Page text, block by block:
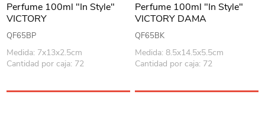
Perfume 100ml "In Style"
VICTORY
QF65BP
Medida: 7x13x2.5cm
Cantidad por caja: 72
Perfume 100ml "In Style"
VICTORY DAMA
QF65BK
Medida: 8.5x14.5x5.5cm
Cantidad por caja: 72